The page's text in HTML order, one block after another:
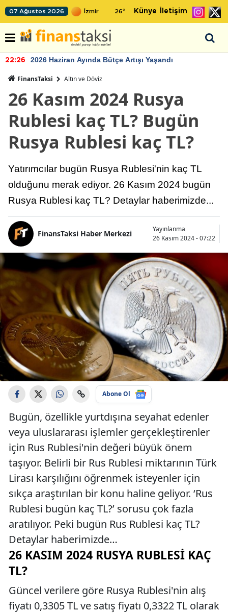
07 Ağustos 2026 26° Künye İletişim
22:26 2026 Haziran Ayında Bütçe Artışı Yaşandı
FinansTaksi Altın ve Döviz
26 Kasım 2024 Rusya
Rublesi kaç TL? Bugün
Rusya Rublesi kaç TL?
Yatırımcılar bugün Rusya Rublesi'nin kaç TL
olduğunu merak ediyor. 26 Kasım 2024 bugün
Rusya Rublesi kaç TL? Detaylar haberimizde...
FinansTaksi Haber Merkezi
Yayınlanma
26 Kasım 2024 - 07:22
Abone Ol
Bugün, özellikle yurtdışına seyahat edenler
veya uluslararası işlemler gerçekleştirenler
için Rus Rublesi'nin değeri büyük önem
taşıyor. Belirli bir Rus Rublesi miktarının Türk
Lirası karşılığını öğrenmek isteyenler için
sıkça araştırılan bir konu haline geliyor. ‘Rus
Rublesi bugün kaç TL?’ sorusu çok fazla
aratılıyor. Peki bugün Rus Rublesi kaç TL?
Detaylar haberimizde…
26 KASIM 2024 RUSYA RUBLESI KAÇ
TL?
Güncel verilere göre Rusya Rublesi'nin alış
fiyatı 0,3305 TL ve satış fiyatı 0,3322 TL olarak